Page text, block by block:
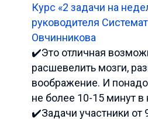
Курс «2 задачи на
руководителя
Овчинникова
✔️Это отличная
расшевелить мозги,
воображение. И
не более 10-15 минут
✔️Задачи участники от